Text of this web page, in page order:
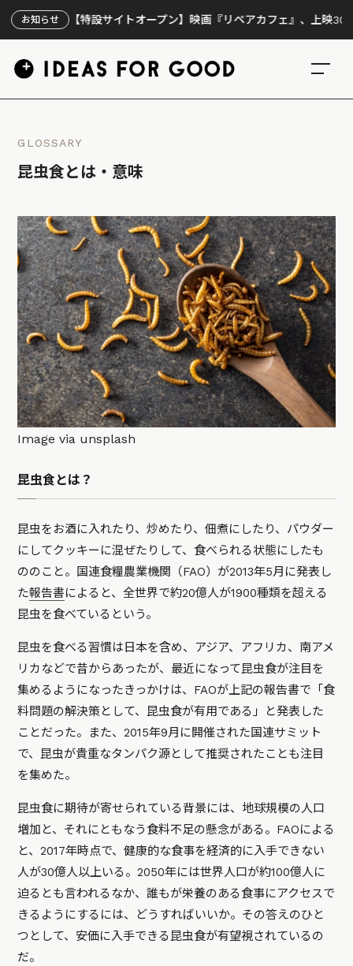
お知らせ
【特設サイトオープン】映画『リペアカフェ』、上映300回の先
GLOSSARY
昆虫食とは・意味
Image via unsplash
昆虫食とは？
昆虫をお酒に入れたり、炒めたり、佃煮にしたり、パウダー
にしてクッキーに混ぜたりして、食べられる状態にしたも
ののこと。国連食糧農業機関（FAO）が2013年5月に発表し
た報告書によると、全世界で約20億人が1900種類を超える
昆虫を食べているという。
昆虫を食べる習慣は日本を含め、アジア、アフリカ、南アメ
リカなどで昔からあったが、最近になって昆虫食が注目を
集めるようになったきっかけは、FAOが上記の報告書で「食
料問題の解決策として、昆虫食が有用である」と発表した
ことだった。また、2015年9月に開催された国連サミット
で、昆虫が貴重なタンパク源として推奨されたことも注目
を集めた。
昆虫食に期待が寄せられている背景には、地球規模の人口
増加と、それにともなう食料不足の懸念がある。FAOによる
と、2017年時点で、健康的な食事を経済的に入手できない
人が30億人以上いる。2050年には世界人口が約100億人に
迫るとも言われるなか、誰もが栄養のある食事にアクセスで
きるようにするには、どうすればいいか。その答えのひと
つとして、安価に入手できる昆虫食が有望視されているの
だ。